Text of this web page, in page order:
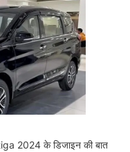
2024 के डिजाइन की बात